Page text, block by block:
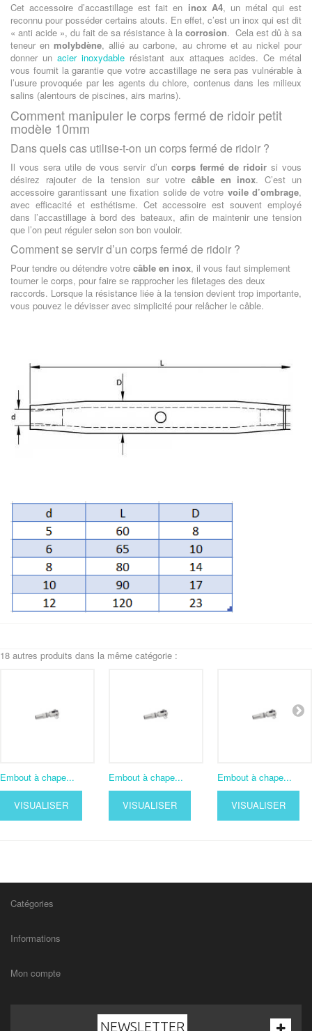
Cet accessoire d’accastillage est fait en inox A4, un métal qui est
reconnu pour posséder certains atouts. En effet, c’est un inox qui est dit
« anti acide », du fait de sa résistance à la corrosion. Cela est dû à sa
teneur en molybdène, allié au carbone, au chrome et au nickel pour
donner unacier inoxydable résistant aux attaques acides. Ce métal
vous fournit la garantie que votre accastillage ne sera pas vulnérable à
l’usure provoquée par les agents du chlore, contenus dans les milieux
salins (alentours de piscines, airs marins).
Comment manipuler le corps fermé de ridoir petit
modèle 10mm
Dans quels cas utilise-t-on un corps fermé de ridoir ?
Il vous sera utile de vous servir d’un corps fermé de ridoirsi vous
désirez rajouter de la tension sur votre câble en inox. C’est un
accessoire garantissant une fixation solide de votre voile d’ombrage,
avec efficacité et esthétisme. Cet accessoire est souvent employé
dans l’accastillage à bord des bateaux, afin de maintenir une tension
que l’on peut réguler selon son bon vouloir.
Comment se servir d’un corps fermé de ridoir ?
Pour tendre ou détendre votre câble en inox, il vous faut simplement
tourner le corps, pour faire se rapprocher les filetages des deux
raccords. Lorsque la résistance liée à la tension devient trop importante,
vous pouvez le dévisser avec simplicité pour relâcher le câble.
18 autres produits dans la même catégorie :
Embout à chape...
VISUALISER
Embout à chape...
VISUALISER
Embout à chape...
VISUALISER
Catégories
Informations
Mon compte
NEWSLETTER